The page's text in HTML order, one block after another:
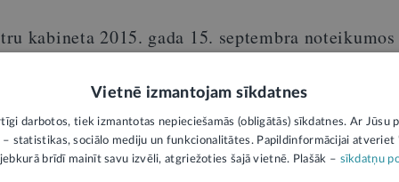
kabineta 2015. gada 15. septembra
aprēķina un uzskaita katra dzīvojamās mājas
mājas uzturēšanai nepieciešamajiem
ka pēc dzīvokļa īpašnieka iesnieguma
deklarētās personas ziņu anulēšanu, persona,
Vietnē izmantojam sīkdatnes
darbotos, tiek izmantotas nepieciešamās (obligātās) sīkdatnes. Ar Jūsu
statistikas, sociālo mediju un funkcionalitātes. Papildinformācijai atveriet
brīdī mainīt savu izvēli, atgriežoties šajā vietnē. Plašāk – sīkdatņu